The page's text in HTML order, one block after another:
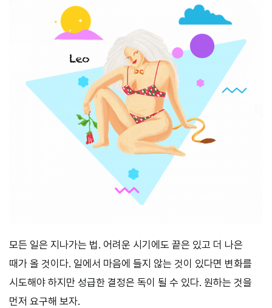
모든 일은 지나가는 법. 어려운 시기에도 끝은 있고 더 나은
때가 올 것이다. 일에서 마음에 들지 않는 것이 있다면 변화를
시도해야 하지만 성급한 결정은 독이 될 수 있다. 원하는 것을
먼저 요구해 보자.